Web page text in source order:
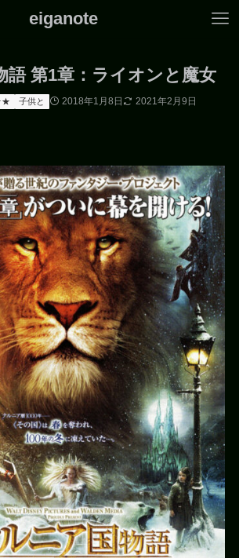
eiganote
語 第1章：ライオンと魔女
子供と 2018年1月8日 2021年2月9日